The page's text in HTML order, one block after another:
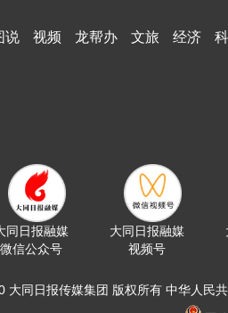
说 视频 龙帮办 文旅 经济
同日报融媒
微信公众号
大同日报融媒
视频号
大同日报传媒集团 版权所有 中华人民